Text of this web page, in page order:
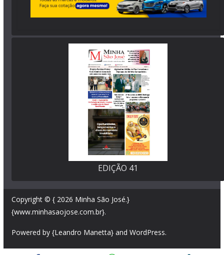
EDIÇÃO 41
Copyright © { 2026 Minha São José.}
{www.minhasaojose.com.br}.
Powered by {Leandro Manetta} and WordPress.